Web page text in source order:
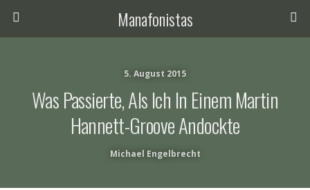
Manafonistas
5. August 2015
Was Passierte, Als Ich In Einem Martin
Hannett-Groove Andockte
Michael Engelbrecht